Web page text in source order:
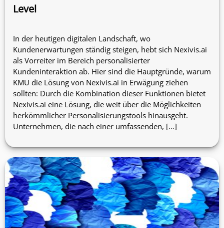
Level
In der heutigen digitalen Landschaft, wo
Kundenerwartungen ständig steigen, hebt sich Nexivis.ai
als Vorreiter im Bereich personalisierter
Kundeninteraktion ab. Hier sind die Hauptgründe, warum
KMU die Lösung von Nexivis.ai in Erwägung ziehen
sollten: Durch die Kombination dieser Funktionen bietet
Nexivis.ai eine Lösung, die weit über die Möglichkeiten
herkömmlicher Personalisierungstools hinausgeht.
Unternehmen, die nach einer umfassenden, […]